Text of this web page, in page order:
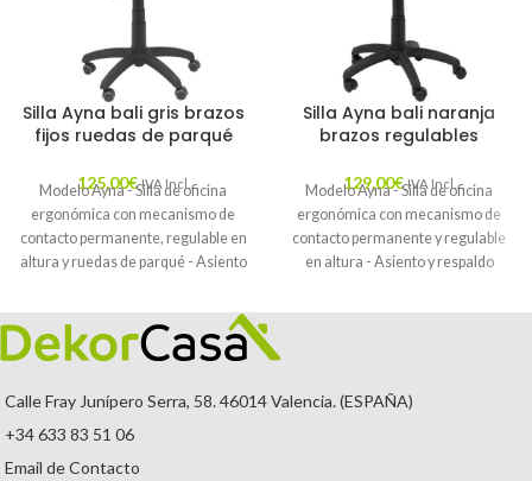
Silla Ayna bali gris brazos
fijos ruedas de parqué
125,00€ IVA Incl.
Modelo Ayna - Silla de oficina
ergonómica con mecanismo de
contacto permanente, regulable en
altura y ruedas de parqué - Asiento
color gris (BRAZOS FIJOS
INCLUIDOS)
Silla Ayna bali naranja
brazos regulables
129,00€ IVA Incl.
Modelo Ayna - Silla de oficina
ergonómica con mecanismo de
contacto permanente y regulable
en altura - Asiento y respaldo
naranja (BRAZOS REGULABLES
Calle Fray Junípero Serra, 58. 46014 Valencia. (ESPAÑA)
+34 633 83 51 06
Email de Contacto